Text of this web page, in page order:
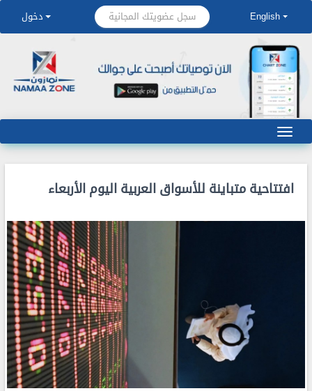
English سجل عضويتك المجانية دخول
افتتاحية متباينة للأسواق العربية اليوم الأربعاء